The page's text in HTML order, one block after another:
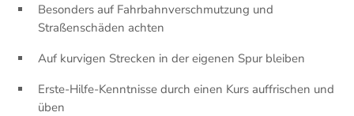
Besonders auf Fahrbahnverschmutzung und
Straßenschäden achten
Auf kurvigen Strecken in der eigenen Spur bleiben
Erste-Hilfe-Kenntnisse durch einen Kurs auffrischen und
üben